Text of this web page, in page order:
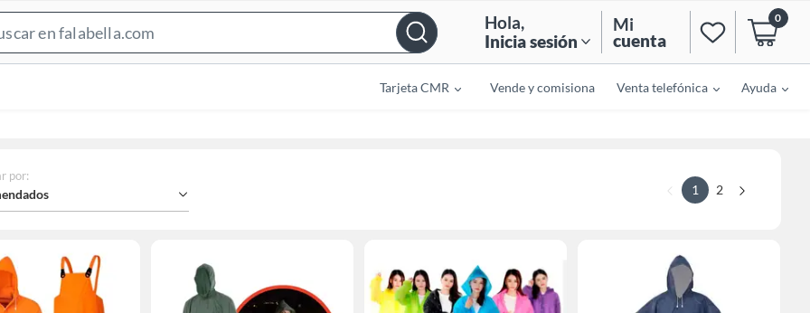
Bar
Hola,
Inicia sesión
Mi
cuenta
0
Tarjeta CMR Vende y comisiona Venta telefónica Ayuda
por:
1 2